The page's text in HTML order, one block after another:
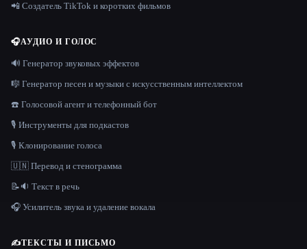
📲 Создатель TikTok и коротких фильмов
🎧АУДИО И ГОЛОС
🔊 Генератор звуковых эффектов
🎼 Генератор песен и музыки с искусственным интеллектом
☎️ Голосовой агент и телефонный бот
🎙️ Инструменты для подкастов
🎙️ Клонирование голоса
🇺🇳 Перевод и стенограмма
📝🔉 Текст в речь
🎧 Усилитель звука и удаление вокала
✍️ТЕКСТЫ И ПИСЬМО